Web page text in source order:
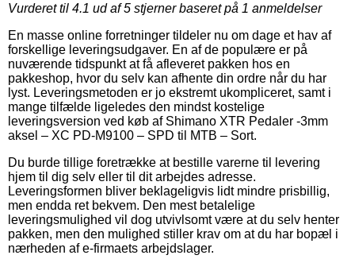
Vurderet til 4.1 ud af 5 stjerner baseret på 1 anmeldelser
En masse online forretninger tildeler nu om dage et hav af
forskellige leveringsudgaver. En af de populære er på
nuværende tidspunkt at få afleveret pakken hos en
pakkeshop, hvor du selv kan afhente din ordre når du har
lyst. Leveringsmetoden er jo ekstremt ukompliceret, samt i
mange tilfælde ligeledes den mindst kostelige
leveringsversion ved køb af Shimano XTR Pedaler -3mm
aksel – XC PD-M9100 – SPD til MTB – Sort.
Du burde tillige foretrække at bestille varerne til levering
hjem til dig selv eller til dit arbejdes adresse.
Leveringsformen bliver beklageligvis lidt mindre prisbillig,
men endda ret bekvem. Den mest betalelige
leveringsmulighed vil dog utvivlsomt være at du selv henter
pakken, men den mulighed stiller krav om at du har bopæl i
nærheden af e-firmaets arbejdslager.